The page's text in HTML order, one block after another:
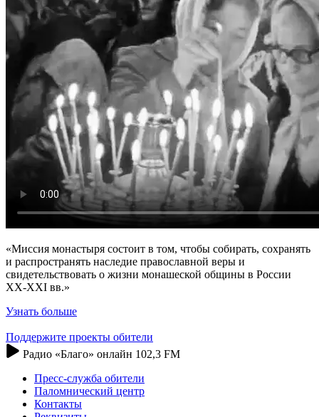
«Миссия монастыря состоит в том, чтобы собирать, сохранять
и распространять наследие православной веры и
свидетельствовать о жизни монашеской общины в России
XX-XXI вв.»
Узнать больше
Поддержите проекты обители
Радио «Благо» онлайн 102,3 FM
Пресс-служба обители
Паломнический центр
Контакты